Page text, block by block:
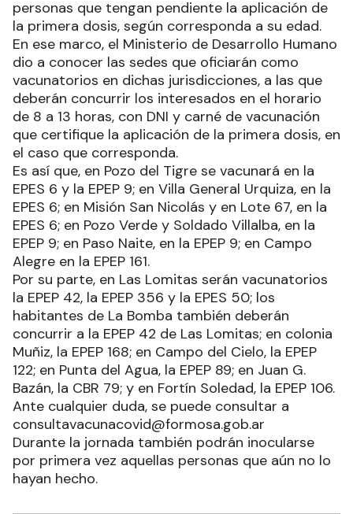
personas que tengan pendiente la aplicación de
la primera dosis, según corresponda a su edad.
En ese marco, el Ministerio de Desarrollo Humano
dio a conocer las sedes que oficiarán como
vacunatorios en dichas jurisdicciones, a las que
deberán concurrir los interesados en el horario
de 8 a 13 horas, con DNI y carné de vacunación
que certifique la aplicación de la primera dosis, en
el caso que corresponda.
Es así que, en Pozo del Tigre se vacunará en la
EPES 6 y la EPEP 9; en Villa General Urquiza, en la
EPES 6; en Misión San Nicolás y en Lote 67, en la
EPES 6; en Pozo Verde y Soldado Villalba, en la
EPEP 9; en Paso Naite, en la EPEP 9; en Campo
Alegre en la EPEP 161.
Por su parte, en Las Lomitas serán vacunatorios
la EPEP 42, la EPEP 356 y la EPES 50; los
habitantes de La Bomba también deberán
concurrir a la EPEP 42 de Las Lomitas; en colonia
Muñiz, la EPEP 168; en Campo del Cielo, la EPEP
122; en Punta del Agua, la EPEP 89; en Juan G.
Bazán, la CBR 79; y en Fortín Soledad, la EPEP 106.
Ante cualquier duda, se puede consultar a
consultavacunacovid@formosa.gob.ar
Durante la jornada también podrán inocularse
por primera vez aquellas personas que aún no lo
hayan hecho.